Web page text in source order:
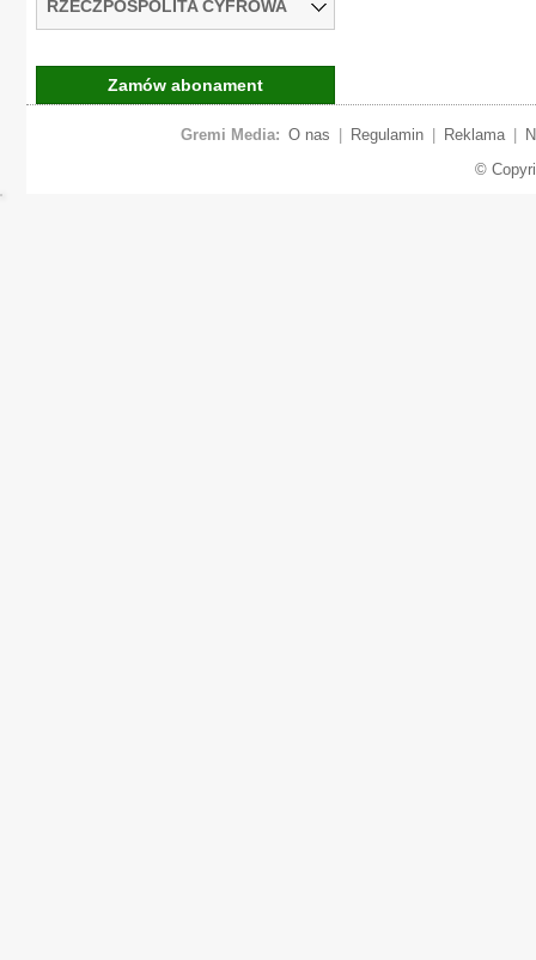
RZECZPOSPOLITA CYFROWA
Zamów abonament
Gremi Media: O nas Regulamin Reklama
©